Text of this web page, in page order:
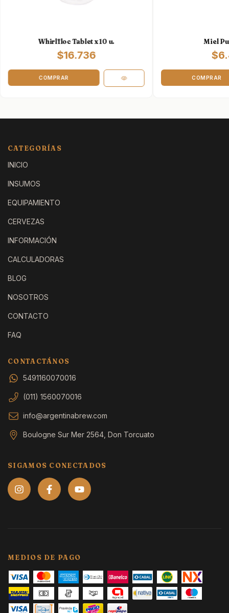
Whirlfloc Tablet x 10 u.
$16.736
Miel
CATEGORÍAS
INICIO
INSUMOS
EQUIPAMIENTO
CERVEZAS
INFORMACIÓN
CALCULADORAS
BLOG
NOSOTROS
CONTACTO
FAQ
CONTACTÁNOS
5491160070016
(011) 1560070016
info@argentinabrew.com
Boulogne Sur Mer 2564, Don Torcuato
SIGAMOS CONECTADOS
MEDIOS DE PAGO